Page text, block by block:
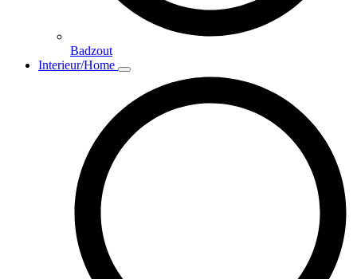
Badzout
Interieur/Home